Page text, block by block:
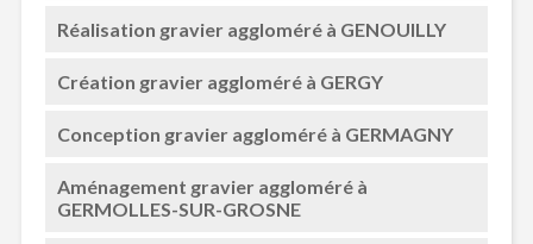
Réalisation gravier aggloméré à GENOUILLY
Création gravier aggloméré à GERGY
Conception gravier aggloméré à GERMAGNY
Aménagement gravier aggloméré à
GERMOLLES-SUR-GROSNE